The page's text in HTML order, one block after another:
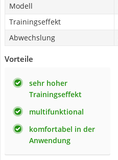
Modell
Trainingseffekt
Abwechslung
Vorteile
sehr hoher
Trainingseffekt
multifunktional
komfortabel in der
Anwendung